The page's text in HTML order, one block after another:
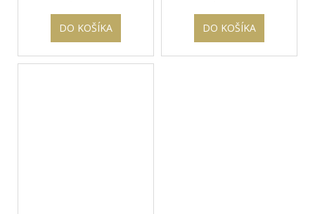
DO KOŠÍKA DO KOŠÍKA